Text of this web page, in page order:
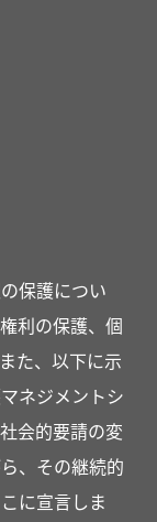
保護につい
利の保護、個
た、以下に示
ネジメントシ
会的要請の変
、その継続的
に宣言しま